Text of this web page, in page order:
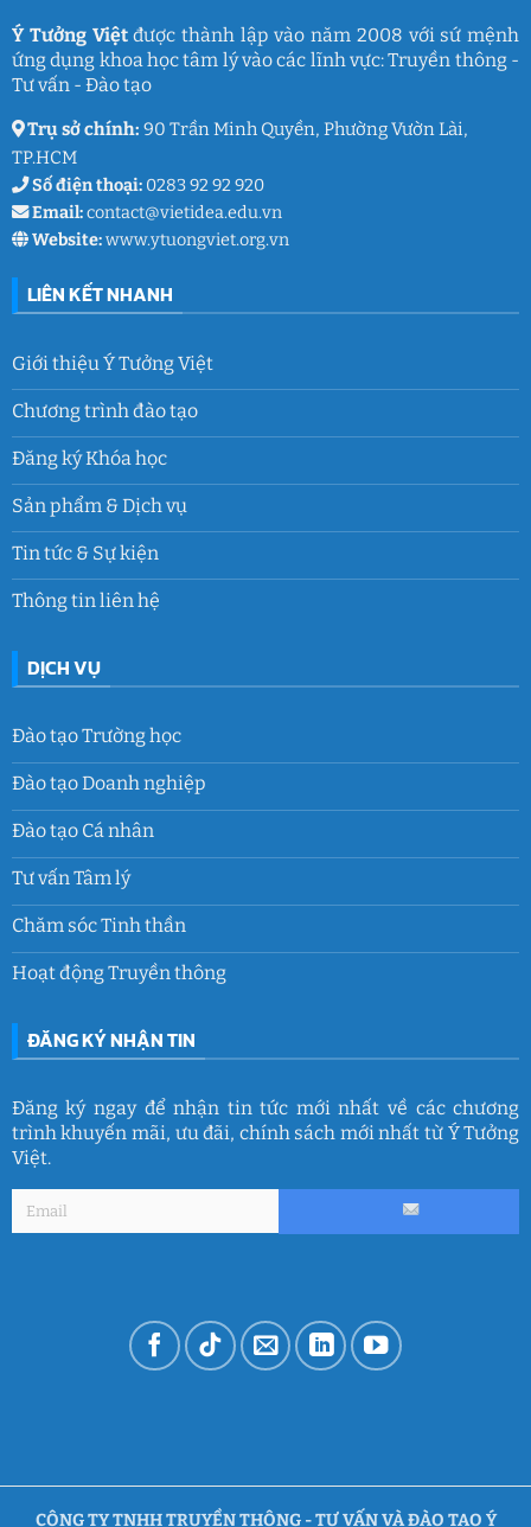
Ý Tưởng Việtđược thành lập vào năm 2008 với sứ mệnh
ứng dụng khoa học tâm lý vào các lĩnh vực: Truyền thông -
Tư vấn - Đào tạo
Trụ sở chính: 90 Trần Minh Quyền, Phường Vườn Lài,
TP.HCM
Số điện thoại:0283 92 92 920
Email:contact@vietidea.edu.vn
Website:www.ytuongviet.org.vn
LIÊN KẾT NHANH
Giới thiệu Ý Tưởng Việt
Chương trình đào tạo
Đăng ký Khóa học
Sản phẩm & Dịch vụ
Tin tức & Sự kiện
Thông tin liên hệ
DỊCH VỤ
Đào tạo Trường học
Đào tạo Doanh nghiệp
Đào tạo Cá nhân
Tư vấn Tâm lý
Chăm sóc Tinh thần
Hoạt động Truyền thông
ĐĂNG KÝ NHẬN TIN
Đăng ký ngay để nhận tin tức mới nhất về các chương
trình khuyến mãi, ưu đãi, chính sách mới nhất từ Ý Tưởng
Việt.
CÔNG TY TNHH TRUYỀN THÔNG - TƯ VẤN VÀ ĐÀO TẠO Ý